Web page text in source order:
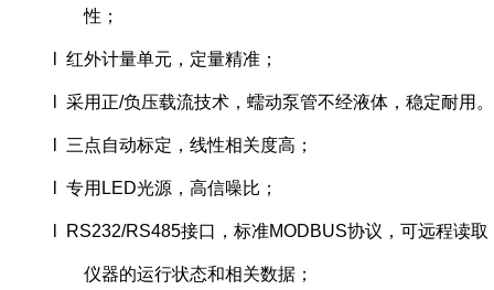
性；
l 红外计量单元，定量精准；
l 采用正/负压载流技术，蠕动泵管不经液体，稳定耐用。
l 三点自动标定，线性相关度高；
l 专用LED光源，高信噪比；
l RS232/RS485接口，标准MODBUS协议，可远程读取
仪器的运行状态和相关数据；